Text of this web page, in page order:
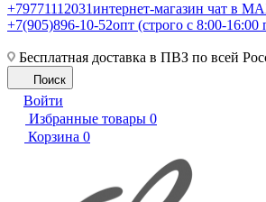
+79771112031интернет-магазин чат в
+7(905)896-10-52опт (строго с 8:00-
Бесплатная доставка в ПВЗ по всей
Поиск
Войти
Избранные товары 0
Корзина 0